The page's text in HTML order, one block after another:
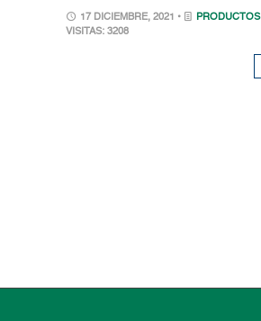
17 DICIEMBRE, 2021 •
VISITAS: 3208